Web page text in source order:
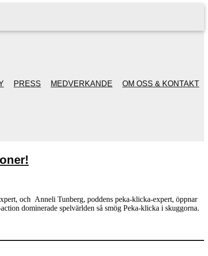
PRESS MEDVERKANDE OM OSS & KONTAKT
och Anneli Tunberg, poddens peka-klicka-expert, öppnar
dominerade spelvärlden så smög Peka-klicka i skuggorna.